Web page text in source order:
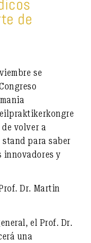
de
se
de volver a
para saber
innovadores y
Dr. Martin
el Prof. Dr.
una